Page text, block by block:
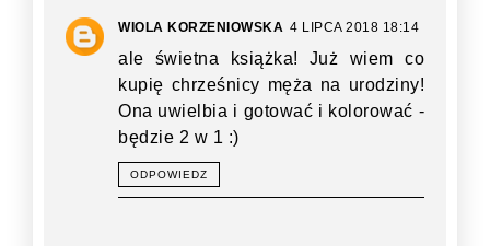
WIOLA KORZENIOWSKA 4 LIPCA 2018 18:14
ale świetna książka! Już wiem co
kupię chrześnicy męża na urodziny!
Ona uwielbia i gotować i kolorować -
będzie 2 w 1 :)
ODPOWIEDZ